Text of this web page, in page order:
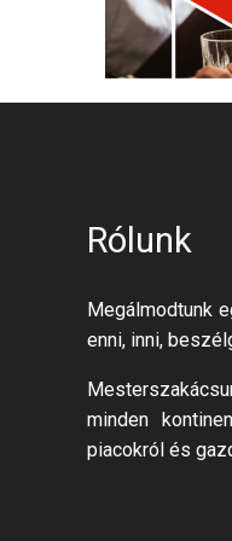
Rólunk
Megálmodtunk
enni, inni,
minden
piacokról és